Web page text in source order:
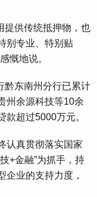
供传统抵押物，也
别专业、特别贴
慨地说。
东南州分行已累计
州余源科技等10余
款超过5000万元。
真贯彻落实国家
+金融”为抓手，持
企业的支持力度，